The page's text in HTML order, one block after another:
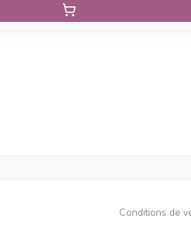
Conditions de